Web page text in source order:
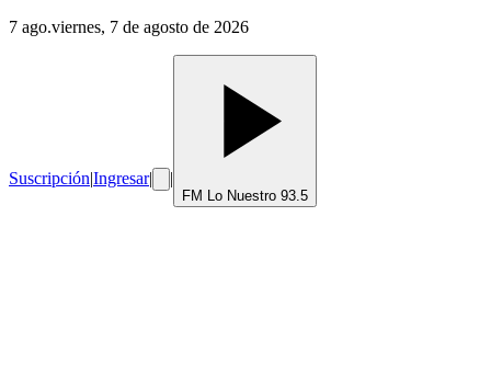
7 ago.viernes, 7 de agosto de 2026
Suscripción|Ingresar| |
FM Lo Nuestro 93.5